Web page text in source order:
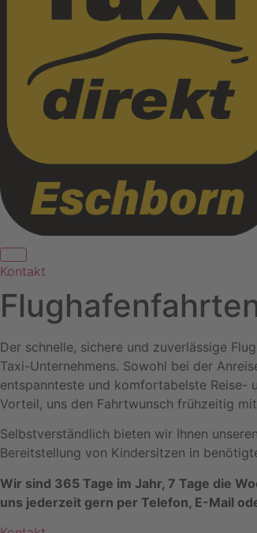
Kontakt
Der schnelle, sichere und zuverlässige
Taxi-Unternehmens. Sowohl bei der
entspannteste und komfortabelste Reise-
Vorteil, uns den Fahrtwunsch frühzeitig
Selbstverständlich bieten wir Ihnen
Bereitstellung von Kindersitzen in
Wir sind 365 Tage im Jahr, 7 Tage die
uns jederzeit gern per Telefon, E-Mail